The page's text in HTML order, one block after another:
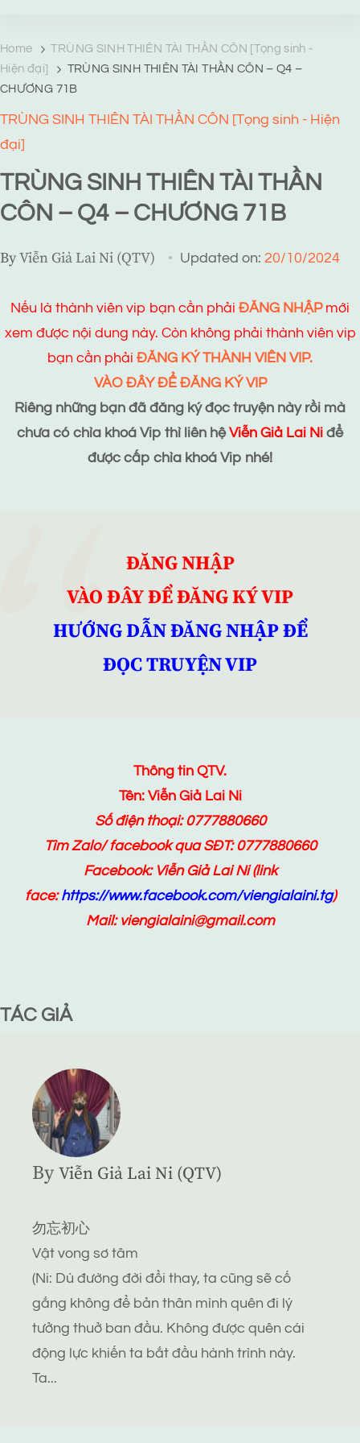
Home
TRÙNG SINH THIÊN TÀI THẦN CÔN [Tọng sinh -
Hiện đại]
TRÙNG SINH THIÊN TÀI THẦN CÔN – Q4 –
CHƯƠNG 71B
TRÙNG SINH THIÊN TÀI THẦN CÔN [Tọng sinh - Hiện
đại]
TRÙNG SINH THIÊN TÀI THẦN
CÔN – Q4 – CHƯƠNG 71B
ByViễn Giả Lai Ni (QTV) Updated on: 20/10/2024
Nếu là thành viên vip bạn cần phải ĐĂNG NHẬPmới
xem được nội dung này. Còn không phải thành viên vip
bạn cần phải ĐĂNG KÝ THÀNH VIÊN VIP.
VÀO ĐÂY ĐỂ ĐĂNG KÝ VIP
Riêng những bạn đã đăng ký đọc truyện này rồi mà
chưa có chìa khoá Vip thì liên hệViễn Giả Lai Ni để
được cấp chìa khoá Vip nhé!
ĐĂNG NHẬP
VÀO ĐÂY ĐỂ ĐĂNG KÝ VIP
HƯỚNG DẪN ĐĂNG NHẬP ĐỂ
ĐỌC TRUYỆN VIP
Thông tin QTV.
Tên: Viễn Giả Lai Ni
Số điện thoại: 0777880660
Tìm Zalo/ facebook qua SĐT: 0777880660
Facebook: Viễn Giả Lai Ni(link
face:https://www.facebook.com/viengialaini.tg)
Mail: viengialaini@gmail.com
TÁC GIẢ
By Viễn Giả Lai Ni (QTV)
勿忘初心
Vật vong sơ tâm
(Ni: Dù đường đời đổi thay, ta cũng sẽ cố
gắng không để bản thân mình quên đi lý
tưởng thuở ban đầu. Không được quên cái
động lực khiến ta bắt đầu hành trình này.
Ta...